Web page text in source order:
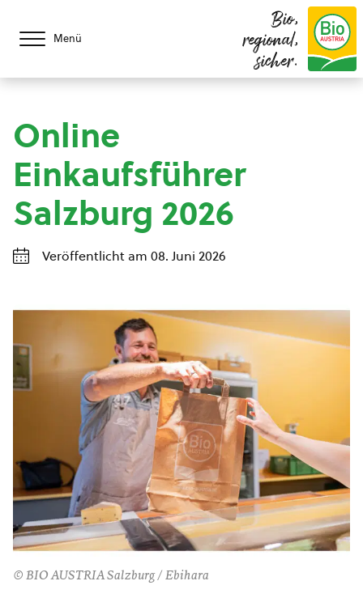
Menü
Bio,
regional,
sicher.
Online
Einkaufsführer
Salzburg 2026
Veröffentlicht am 08. Juni 2026
© BIO AUSTRIA Salzburg / Ebihara